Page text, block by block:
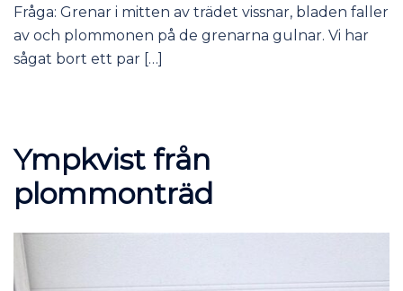
Fråga: Grenar i mitten av trädet vissnar, bladen faller
av och plommonen på de grenarna gulnar. Vi har
sågat bort ett par […]
Ympkvist från
plommonträd